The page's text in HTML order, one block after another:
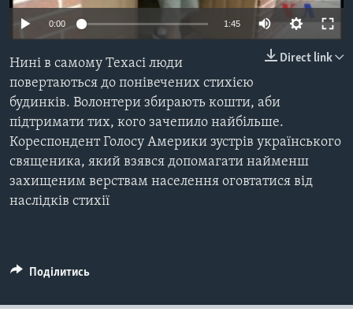
ЕКОНОМІКА
ІСТОРІЇ УСПІХУ УКРАЇНЦІВ
ТЕЛЕПРОГРАМИ
ЧАС-TIME
БРИФІНГ ГОЛОСУ АМЕРИКИ
ВІКНО В АМЕРИКУ
ПОГЛЯД З ВАШИНГТОНА
ENGLISH
Learning English
МИ В СОЦМЕРЕЖАХ
0:00 1:45
Direct link
Нині в самому Техасі люди
повертаються до понівечених стихією
будинків. Волонтери збирають кошти, аби
підтримати тих, кого зачепило найбільше.
Кореспондент Голосу Америки зустрів українського
священика, який взявся допомагати найменш
захищеним верствам населення оговтатися від
наслідків стихії
Поділитись